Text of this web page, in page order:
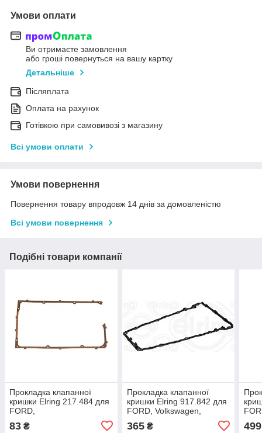
Умови оплати
Ви отримаєте замовлення
або гроші повернуться на вашу картку
Детальніше
Післяплата
Оплата на рахунок
Готівкою при самовивозі з магазину
Всі умови оплати
Умови повернення
Повернення товару впродовж 14 днів за домовленістю
Всі умови повернення
Подібні товари компанії
Прокладка клапанної
кришки Elring 217.484 для
FORD,
83 ₴
Прокладка клапанної
кришки Elring 917.842 для
FORD, Volkswagen,
365₴ 499